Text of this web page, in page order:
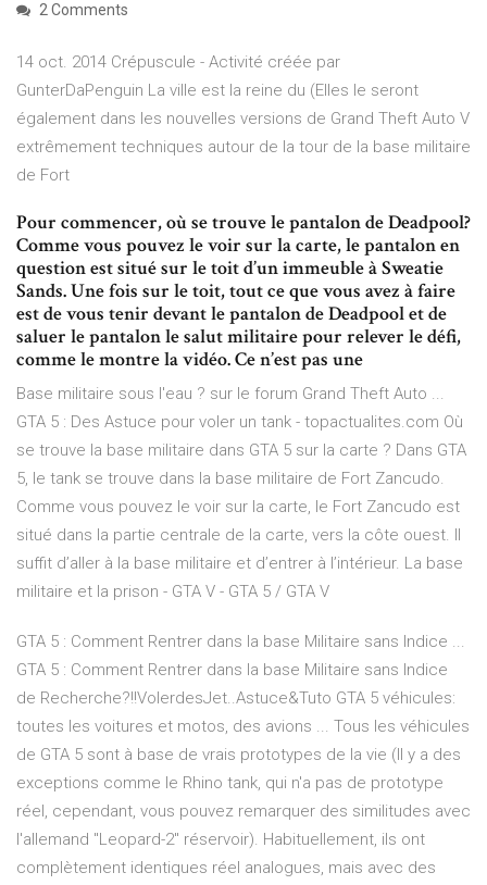
2 Comments
14 oct. 2014 Crépuscule - Activité créée par
GunterDaPenguin La ville est la reine du (Elles le seront
également dans les nouvelles versions de Grand Theft Auto V
extrêmement techniques autour de la tour de la base militaire
de Fort
Pour commencer, où se trouve le pantalon de Deadpool?
Comme vous pouvez le voir sur la carte, le pantalon en
question est situé sur le toit d’un immeuble à Sweatie
Sands. Une fois sur le toit, tout ce que vous avez à faire
est de vous tenir devant le pantalon de Deadpool et de
saluer le pantalon le salut militaire pour relever le défi,
comme le montre la vidéo. Ce n’est pas une
Base militaire sous l'eau ? sur le forum Grand Theft Auto ...
GTA 5 : Des Astuce pour voler un tank - topactualites.com Où
se trouve la base militaire dans GTA 5 sur la carte ? Dans GTA
5, le tank se trouve dans la base militaire de Fort Zancudo.
Comme vous pouvez le voir sur la carte, le Fort Zancudo est
situé dans la partie centrale de la carte, vers la côte ouest. Il
suffit d’aller à la base militaire et d’entrer à l’intérieur. La base
militaire et la prison - GTA V - GTA 5 / GTA V
GTA 5 : Comment Rentrer dans la base Militaire sans Indice ...
GTA 5 : Comment Rentrer dans la base Militaire sans Indice
de Recherche?!!VolerdesJet..Astuce&Tuto GTA 5 véhicules:
toutes les voitures et motos, des avions ... Tous les véhicules
de GTA 5 sont à base de vrais prototypes de la vie (Il y a des
exceptions comme le Rhino tank, qui n'a pas de prototype
réel, cependant, vous pouvez remarquer des similitudes avec
l'allemand "Leopard-2" réservoir). Habituellement, ils ont
complètement identiques réel analogues, mais avec des